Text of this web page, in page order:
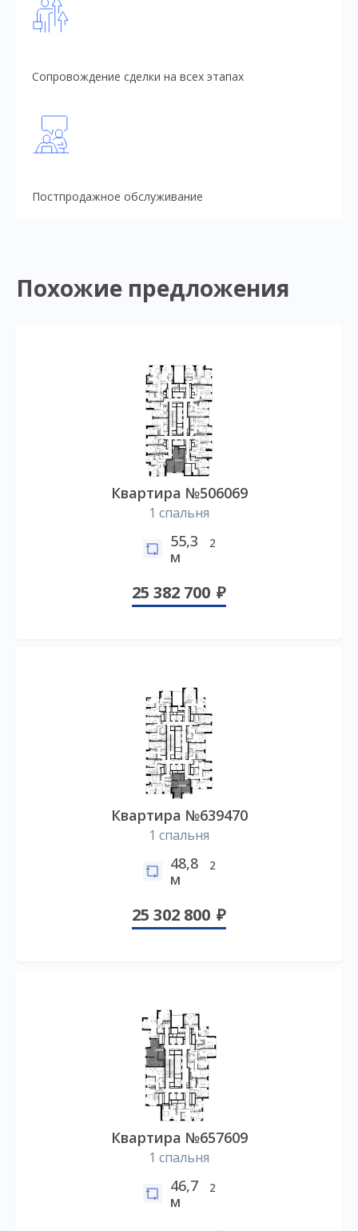
Сопровождение сделки на всех этапах
Постпродажное обслуживание
Похожие предложения
Квартира №506069
1 спальня
55,3
м
2
25 382 700
Квартира №639470
1 спальня
48,8
м
2
25 302 800
Квартира №657609
1 спальня
46,7
м
2